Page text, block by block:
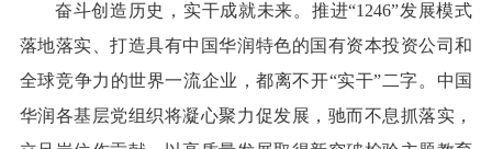
奋斗创造历史，实干成就未来。推进“1246”发展模式
落地落实、打造具有中国华润特色的国有资本投资公司和
全球竞争力的世界一流企业，都离不开“实干”二字。中国
华润各基层党组织将凝心聚力促发展，驰而不息抓落实，